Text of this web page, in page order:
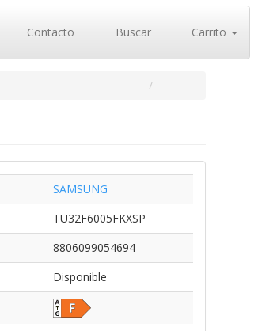
Contacto Buscar Carrito
SAMSUNG
TU32F6005FKXSP
8806099054694
Disponible